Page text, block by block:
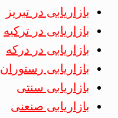
بازاریابی در تبریز
بازاریابی در ترکیه
بازاریابی در درکه
بازاریابی رستوران
بازاریابی سنتی
بازاریابی صنعنی